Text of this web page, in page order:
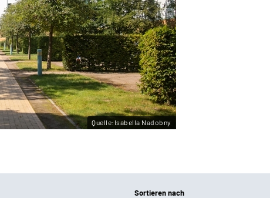
Quelle:Isabella Nadobny
Sortieren nach